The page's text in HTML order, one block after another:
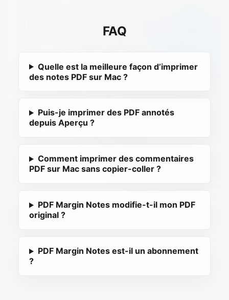
FAQ
Quelle est la meilleure façon d’imprimer
des notes PDF sur Mac ?
Puis-je imprimer des PDF annotés
depuis Aperçu ?
Comment imprimer des commentaires
PDF sur Mac sans copier-coller ?
PDF Margin Notes modifie-t-il mon PDF
original ?
PDF Margin Notes est-il un abonnement
?